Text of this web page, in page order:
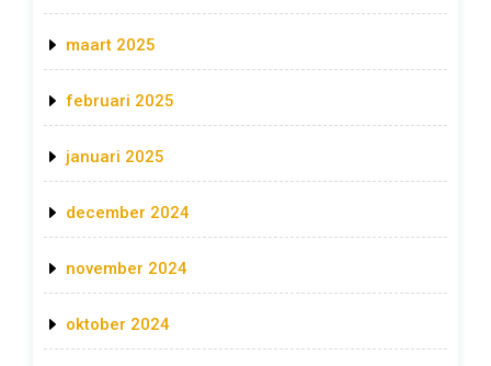
maart 2025
februari 2025
januari 2025
december 2024
november 2024
oktober 2024